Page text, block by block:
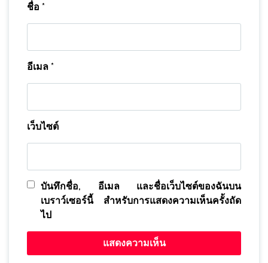
ชื่อ *
อีเมล *
เว็บไซต์
บันทึกชื่อ, อีเมล และชื่อเว็บไซต์ของฉันบน
เบราว์เซอร์นี้ สำหรับการแสดงความเห็นครั้งถัด
ไป